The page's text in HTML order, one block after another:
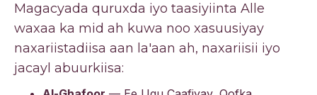
Magacyada quruxda iyo taasiyiinta Alle
waxaa ka mid ah kuwa noo xasuusiyay
naxariistadiisa aan la'aan ah, naxariisii iyo
jacayl abuurkiisa: